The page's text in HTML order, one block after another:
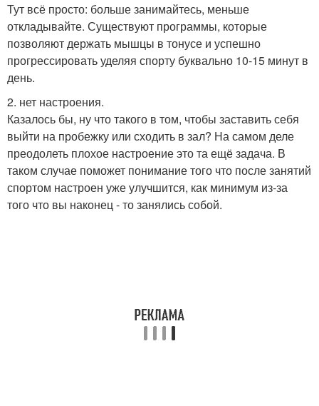
Тут всё просто: больше занимайтесь, меньше
откладывайте. Существуют программы, которые
позволяют держать мышцы в тонусе и успешно
прогрессировать уделяя спорту буквально 10-15 минут в
день.
2. нет настроения.
Казалось бы, ну что такого в том, чтобы заставить себя
выйти на пробежку или сходить в зал? На самом деле
преодолеть плохое настроение это та ещё задача. В
таком случае поможет понимание того что после занятий
спортом настроен уже улучшится, как минимум из-за
того что вы наконец - то занялись собой.